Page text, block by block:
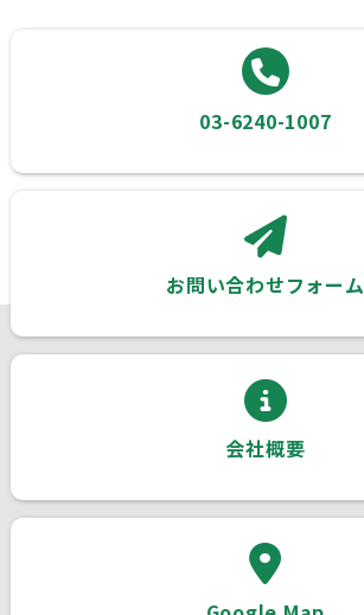
03-6240-1007
お問い合わせフォーム
会社概要